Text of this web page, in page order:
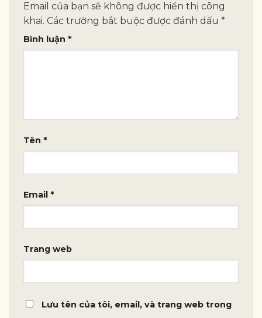
Email của bạn sẽ không được hiển thị công
khai. Các trường bắt buộc được đánh dấu *
Bình luận *
Tên *
Email *
Trang web
Lưu tên của tôi, email, và trang web trong